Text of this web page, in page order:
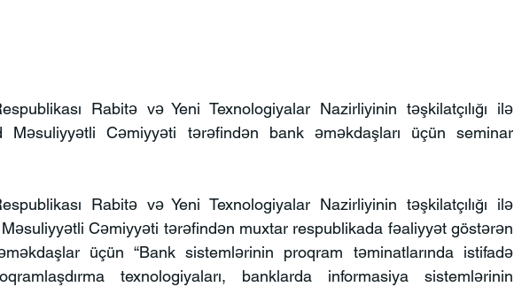
Rabitə və Yeni Texnologiyalar Nazirliyinin təşkilatçılığı ilə
Məsuliyyətli Cəmiyyəti tərəfindən bank əməkdaşları üçün seminar
Rabitə və Yeni Texnologiyalar Nazirliyinin təşkilatçılığı ilə
Məsuliyyətli Cəmiyyəti tərəfindən muxtar respublikada fəaliyyət göstərən
üçün “Bank sistemlərinin proqram təminatlarında istifadə
texnologiyaları, banklarda informasiya sistemlərinin